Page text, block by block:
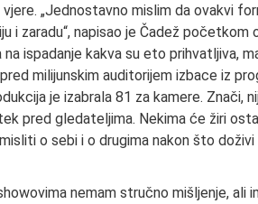
vjere. „Jednostavno mislim da ovakvi
i zaradu“, napisao je Čadež
ispadanje kakva su eto prihvatljiva,
milijunskim auditorijem izbace iz
je izabrala 81 za kamere. Znači,
pred gledateljima. Nekima će žiri
o sebi i o drugima nakon što
nemam stručno mišljenje, ali